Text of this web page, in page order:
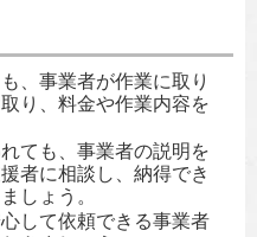
、事業者が作業に取り
り、料金や作業内容を
ても、事業者の説明を
者に相談し、納得でき
しょう。
して依頼できる事業者